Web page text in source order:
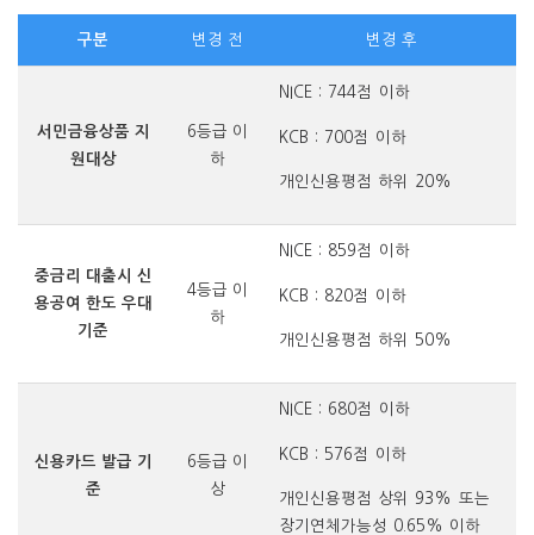
구분 변경 전 변경 후
서민금융상품 지
원대상
6등급 이
하
NICE : 744점 이하
KCB : 700점 이하
개인신용평점 하위 20%
중금리 대출시 신
용공여 한도 우대
기준
4등급 이
하
NICE : 859점 이하
KCB : 820점 이하
개인신용평점 하위 50%
신용카드 발급 기
준
6등급 이
상
NICE : 680점 이하
KCB : 576점 이하
개인신용평점 상위 93% 또는
장기연체가능성 0.65% 이하